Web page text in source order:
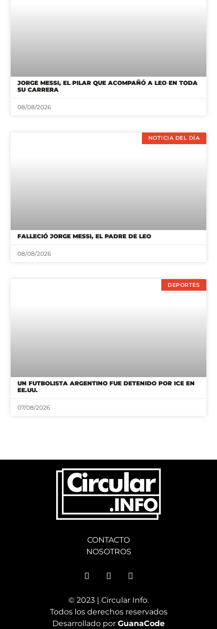
JORGE MESSI, EL PILAR QUE ACOMPAÑÓ A LEO EN TODA
SU CARRERA
08/08/2026
NOTICIA DEL DÍA
FALLECIÓ JORGE MESSI, EL PADRE DE LEO
08/08/2026
DEPORTES
UN FUTBOLISTA ARGENTINO FUE DETENIDO POR ICE EN
EE.UU.
07/08/2026
CONTACTO
NOSOTROS
© 2023 | Circular Info.
Todos los derechos reservados
Desarrollado por GuanaCode